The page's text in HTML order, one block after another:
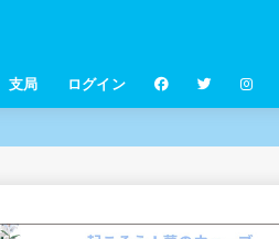
支局 ログイン